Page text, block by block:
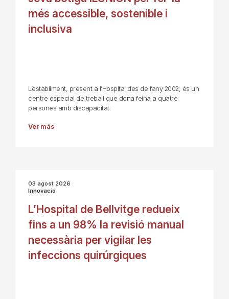
més accessible, sostenible i
inclusiva
L’establiment, present a l’Hospital des de l’any 2002, és un
centre especial de treball que dona feina a quatre
persones amb discapacitat.
Ver más
03 agost 2026
Innovació
L’Hospital de Bellvitge redueix
fins a un 98% la revisió manual
necessària per vigilar les
infeccions quirúrgiques